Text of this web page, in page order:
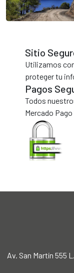
Sitio
Utilizamos
proteger tu
Pagos
Todos
Mercado Pago
Av. San Martín 555